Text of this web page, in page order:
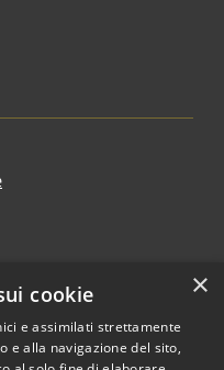
×
cookie
e assimilati strettamente
e alla navigazione del sito,